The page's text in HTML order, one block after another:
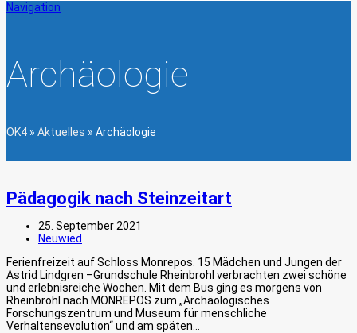
Navigation
Archäologie
OK4 » Aktuelles » Archäologie
Pädagogik nach Steinzeitart
25. September 2021
Neuwied
Ferienfreizeit auf Schloss Monrepos. 15 Mädchen und Jungen der
Astrid Lindgren –Grundschule Rheinbrohl verbrachten zwei schöne
und erlebnisreiche Wochen. Mit dem Bus ging es morgens von
Rheinbrohl nach MONREPOS zum „Archäologisches
Forschungszentrum und Museum für menschliche
Verhaltensevolution“ und am späten…